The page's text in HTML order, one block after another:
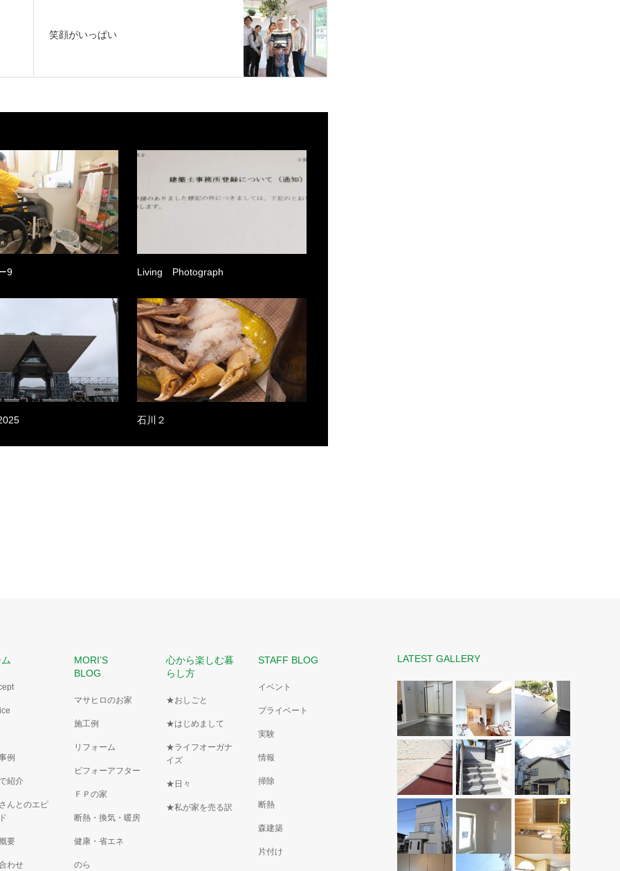
笑顔がいっぱい
9 Living Photograph
石川２
例
紹介
んとのエピ
要
わせ
MORI’S
BLOG
マサヒロのお家
施工例
リフォーム
ビフォーアフター
ＦＰの家
断熱・換気・暖房
健康・省エネ
のら
心から楽しむ暮
らし方
★おしごと
★はじめまして
★ライフオーガナ
イズ
★日々
★私が家を売る訳
STAFF BLOG
イベント
プライベート
実験
情報
掃除
断熱
森建築
片付け
LATEST GALLERY